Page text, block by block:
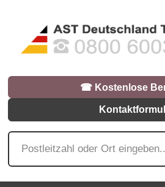
☎︎ Kostenlose